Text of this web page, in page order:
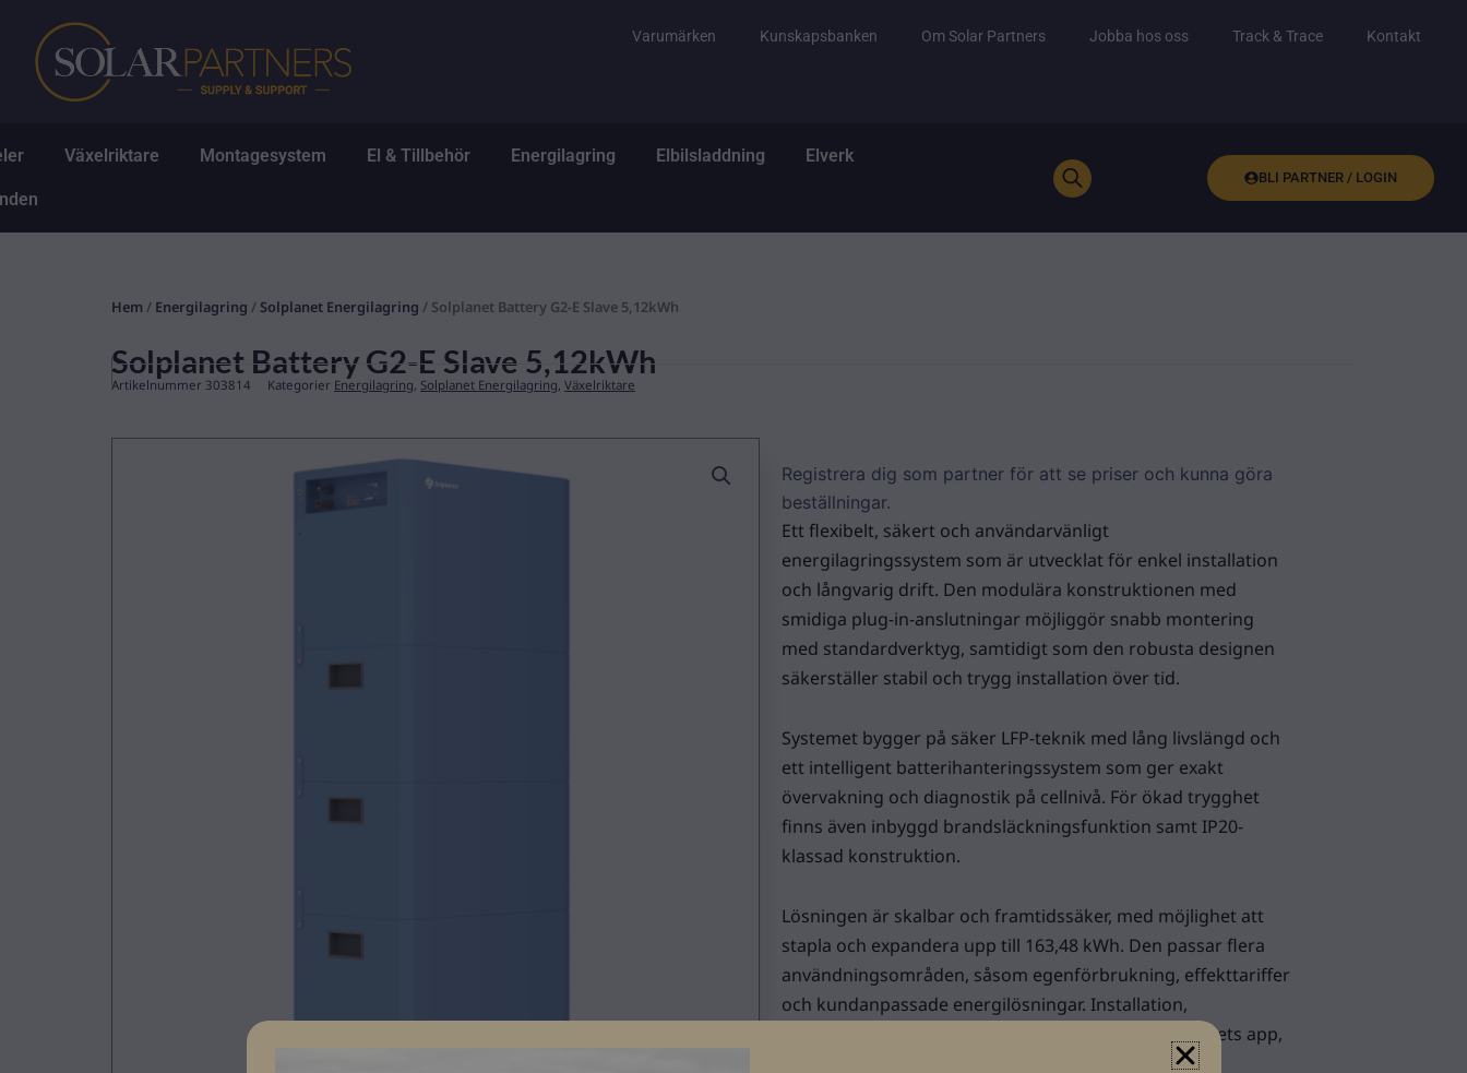
innehåll
Varumärken Kunskapsbanken Om Solar Partners Jobba hos oss Track & Trace Kontakt
Öppna Solpaneler
Växelriktare Öppna Växelriktare
Montagesystem Öppna Montagesystem
El & Tillbehör Öppna El & Tillbehör
Energilagring Öppna Energilagring
Elbilsladdning Öppna Elbilsladdning
Elverk
BLI PARTNER / LOGIN
Hem / Energilagring / Solplanet Energilagring / Solplanet Battery G2-E Slave 5,12kWh
Solplanet Battery G2-E Slave 5,12kWh
Artikelnummer 303814 Kategorier Energilagring Solplanet Energilagring Växelriktare
Registrera dig som partner för att se priser och kunna göra
beställningar.
Ett flexibelt, säkert och användarvänligt
energilagringssystem som är utvecklat för enkel installation
och långvarig drift. Den modulära konstruktionen med
smidiga plug-in-anslutningar möjliggör snabb montering
med standardverktyg, samtidigt som den robusta designen
säkerställer stabil och trygg installation över tid.
Systemet bygger på säker LFP-teknik med lång livslängd och
ett intelligent batterihanteringssystem som ger exakt
övervakning och diagnostik på cellnivå. För ökad trygghet
finns även inbyggd brandsläckningsfunktion samt IP20-
klassad konstruktion.
Lösningen är skalbar och framtidssäker, med möjlighet att
stapla och expandera upp till 163,48 kWh. Den passar flera
användningsområden, såsom egenförbrukning, effekttariffer
och kundanpassade energilösningar. Installation,
driftsättning och övervakning sker enkelt via Solplanets app,